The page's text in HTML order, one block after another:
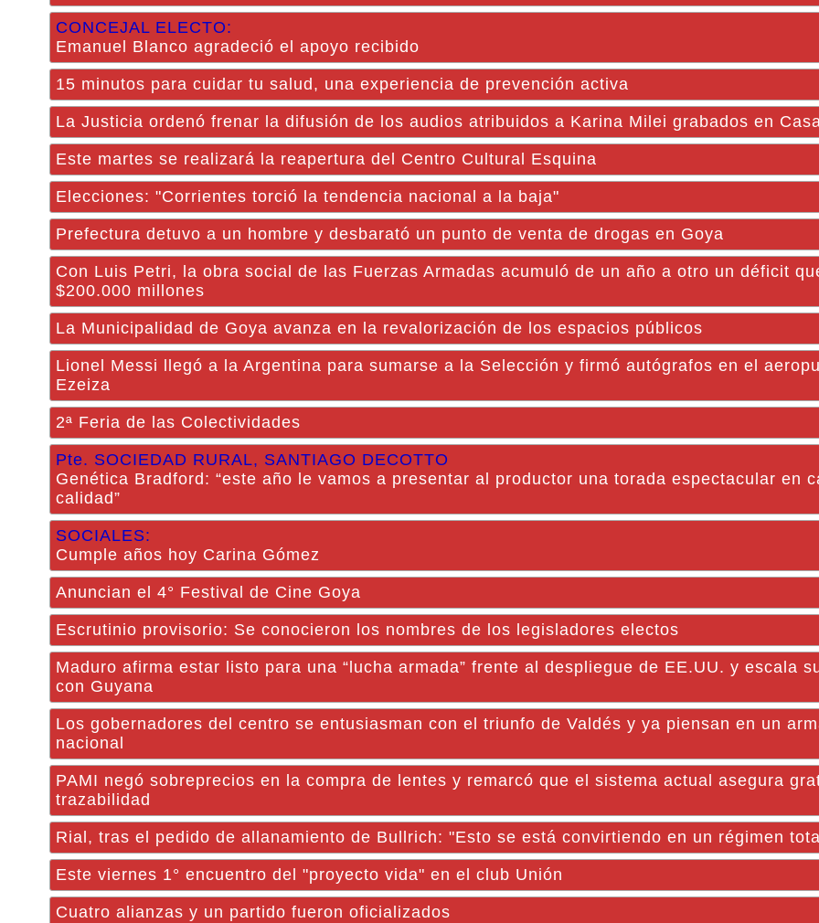
CONCEJAL ELECTO:
Emanuel Blanco agradeció el apoyo recibido
15 minutos para cuidar tu salud, una experiencia de prevención activa
La Justicia ordenó frenar la difusión de los audios atribuidos a Karina Milei grabados en
Este martes se realizará la reapertura del Centro Cultural Esquina
Elecciones: "Corrientes torció la tendencia nacional a la baja"
Prefectura detuvo a un hombre y desbarató un punto de venta de drogas en Goya
Con Luis Petri, la obra social de las Fuerzas Armadas acumuló de un año a otro un déficit
$200.000 millones
La Municipalidad de Goya avanza en la revalorización de los espacios públicos
Lionel Messi llegó a la Argentina para sumarse a la Selección y firmó autógrafos en el
Ezeiza
2ª Feria de las Colectividades
Pte. SOCIEDAD RURAL, SANTIAGO DECOTTO
Genética Bradford: “este año le vamos a presentar al productor una torada espectacular en
calidad”
SOCIALES:
Cumple años hoy Carina Gómez
Anuncian el 4° Festival de Cine Goya
Escrutinio provisorio: Se conocieron los nombres de los legisladores electos
Maduro afirma estar listo para una “lucha armada” frente al despliegue de EE.UU. y escala
con Guyana
Los gobernadores del centro se entusiasman con el triunfo de Valdés y ya piensan en un
nacional
PAMI negó sobreprecios en la compra de lentes y remarcó que el sistema actual asegura
trazabilidad
Rial, tras el pedido de allanamiento de Bullrich: "Esto se está convirtiendo en un régimen
Este viernes 1° encuentro del "proyecto vida" en el club Unión
Cuatro alianzas y un partido fueron oficializados